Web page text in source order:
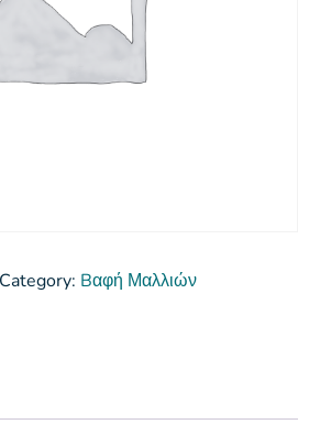
Category: Bαφή Μαλλιών